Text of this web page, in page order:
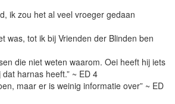
ik zou het al veel vroeger gedaan
was, tot ik bij Vrienden der Blinden ben
die niet weten waarom. Oei heeft hij iets
harnas heeft.” ~ ED 4
maar er is weinig informatie over” ~ ED